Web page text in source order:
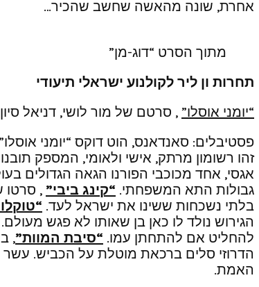
אחרת, שונה מהאשה שחשב שהכיר…
מתוך הסרט “דוג-מן”
תחרות ון ליר לקולנוע ישראלי תיעודי
“יומני אוסלו” , סרטם של מור לושי, דניאל סיון
פסטיבלים: סאנדאנס, הוט דוקס “יומני
זהו רשומון מרתק, אישי ולאומי, המספק
אגסי, אחד מכוכבי הפורנו הגאה הגדולים
גבולות התא המשפחתי. “קינג ביבי” , סרטו
בלתי נשכחות ששינו את ישראל לעד.
הגירוש נולד לו כאן בן שאותו לא פגש
להחליט אם להתחתן עמו. “סיבת המוות”,
הדרוזי סלים ברכאת מוטלת על הכביש.
האמת.